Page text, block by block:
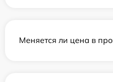
Меняется ли цена в